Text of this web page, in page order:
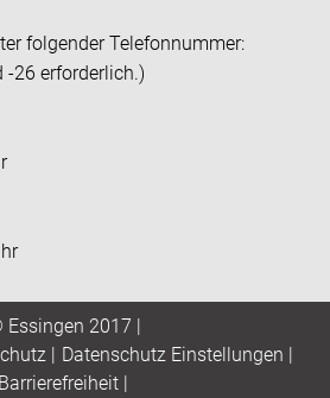
folgender Telefonnummer:
-26 erforderlich.)
Essingen 2017 |
| Datenschutz Einstellungen |
Barrierefreiheit|